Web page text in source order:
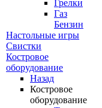
Грелки
Газ
Бензин
Настольные игры
Свистки
Костровое
оборудование
Назад
Костровое
оборудование